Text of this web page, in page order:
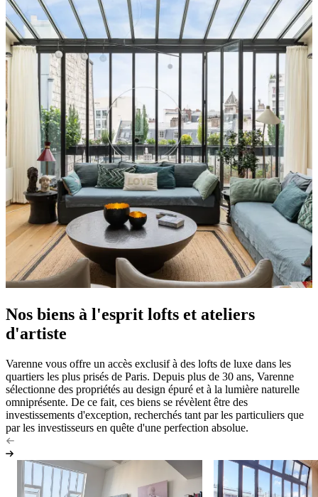
Nos biens à l'esprit lofts et ateliers
d'artiste
Varenne vous offre un accès exclusif à des lofts de luxe dans les
quartiers les plus prisés de Paris. Depuis plus de 30 ans, Varenne
sélectionne des propriétés au design épuré et à la lumière naturelle
omniprésente. De ce fait, ces biens se révèlent être des
investissements d'exception, recherchés tant par les particuliers que
par les investisseurs en quête d'une perfection absolue.